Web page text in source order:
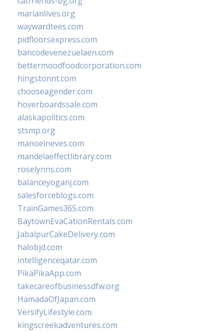
marianlives.org
waywardtees.com
pidfloorsexpress.com
bancodevenezuelaen.com
bettermoodfoodcorporation.com
hingstonnt.com
chooseagender.com
hoverboardssale.com
alaskapolitics.com
stsmp.org
manoelneves.com
mandelaeffectlibrary.com
roselynns.com
balanceyoganj.com
salesforceblogs.com
TrainGames365.com
BaytownEvaCationRentals.com
JabalpurCakeDelivery.com
halobjd.com
intelligenceqatar.com
PikaPikaApp.com
takecareofbusinessdfw.org
HamadaOfJapan.com
VersifyLifestyle.com
kingscreekadventures.com